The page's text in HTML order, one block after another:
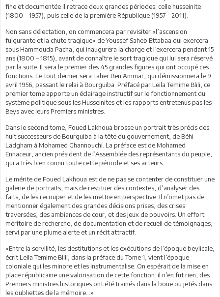
fine et documentée il retrace deux grandes périodes: celle husseinite
(1800 – 1957), puis celle de la première République (1957 – 2011).
Non sans délectation, on commencera par revisiter «l’ascension
fulgurante et la chute tragique» de Youssef Saheb Ettabaa qui exercera
sous Hammouda Pacha, qui inaugurera la charge et l’exercera pendant 15
ans (1800 – 1815), avant de connaître le sort tragique qui lui sera réservé
par la suite. Il sera le premier des 45 grandes figures qui ont occupé ces
fonctions. Le tout dernier sera Taher Ben Ammar, qui démissionnera le 9
avril 1956, passant le relai à Bourguiba. Préfacé par Leila Temime Blili, ce
premier tome apporte un éclairage instructif sur le fonctionnement du
système politique sous les Husseinites et les rapports entretenus pas les
Beys avec leurs Premiers ministres.
Dans le second tome, Foued Lakhoua brosse un portrait très précis des
huit successeurs de Bourguiba à la tête du gouvernement, de Béhi
Ladgham à Mohamed Ghannouchi. La préface est de Mohamed
Ennaceur, ancien président de l’Assemblée des représentants du peuple,
qui a très bien connu toute cette période et ses acteurs.
Le mérite de Foued Lakhoua est de ne pas se contenter de constituer une
galerie de portraits, mais de restituer des contextes, d’analyser des
faits, de les recouper et de les mettre en perspective. Il n’omet pas de
mentionner également des grandes décisions prises, des crises
traversées, des ambiances de cour, et des jeux de pouvoirs. Un effort
méritoire de recherche, de documentation et de recueil de témoignages,
servi par une plume alerte et un récit attractif.
«Entre la servilité, les destitutions et les exécutions de l’époque beylicale,
écrit Leila Temime Blili, dans la préface du Tome 1, vient l’époque
coloniale qui les minore et les instrumentalise. On espérait de la mise en
place républicaine une valorisation de cette fonction: il n’en fut rien, des
Premiers ministres historiques ont été trainés dans la boue ou jetés dans
les oubliettes de la mémoire…»